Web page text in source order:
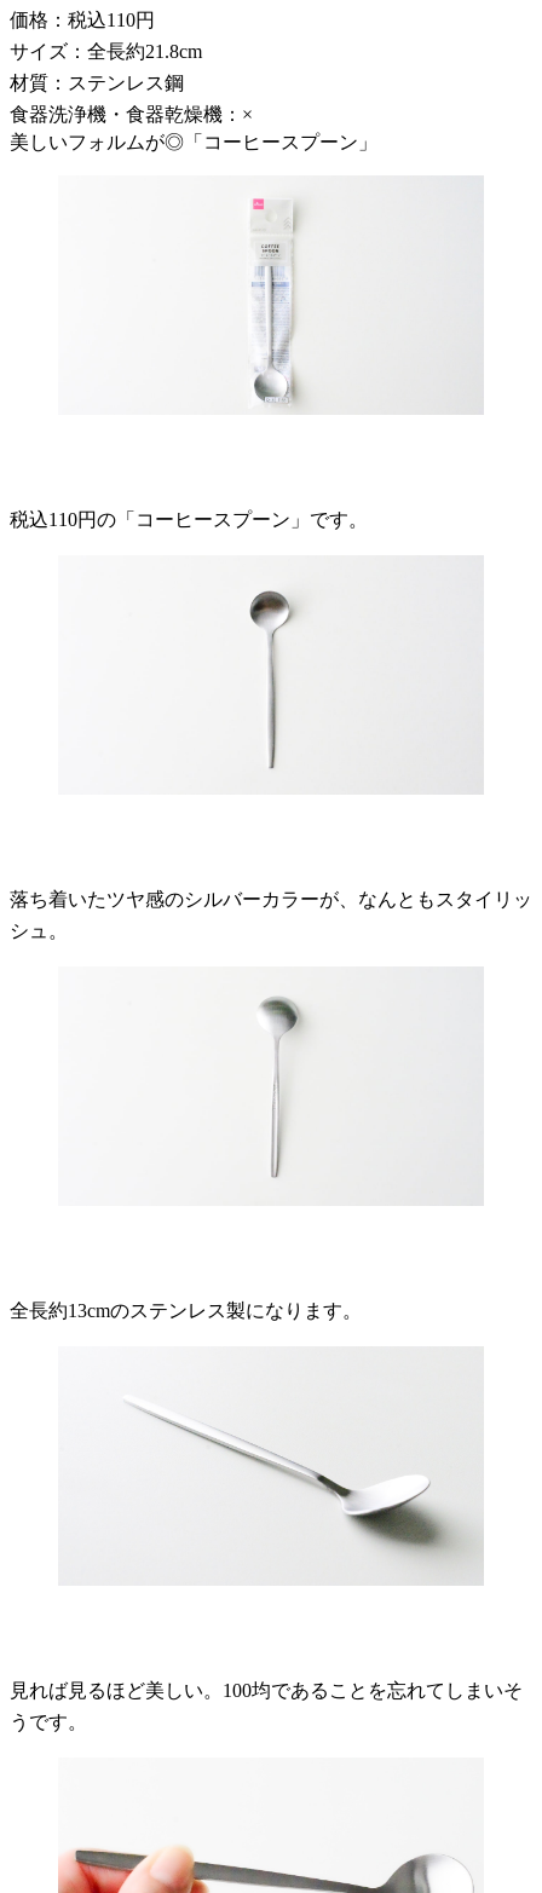
価格：税込110円
サイズ：全長約21.8cm
材質：ステンレス鋼
食器洗浄機・食器乾燥機：×
美しいフォルムが◎「コーヒースプーン」
税込110円の「コーヒースプーン」です。
落ち着いたツヤ感のシルバーカラーが、なんともスタイリッ
シュ。
全長約13cmのステンレス製になります。
見れば見るほど美しい。100均であることを忘れてしまいそ
うです。